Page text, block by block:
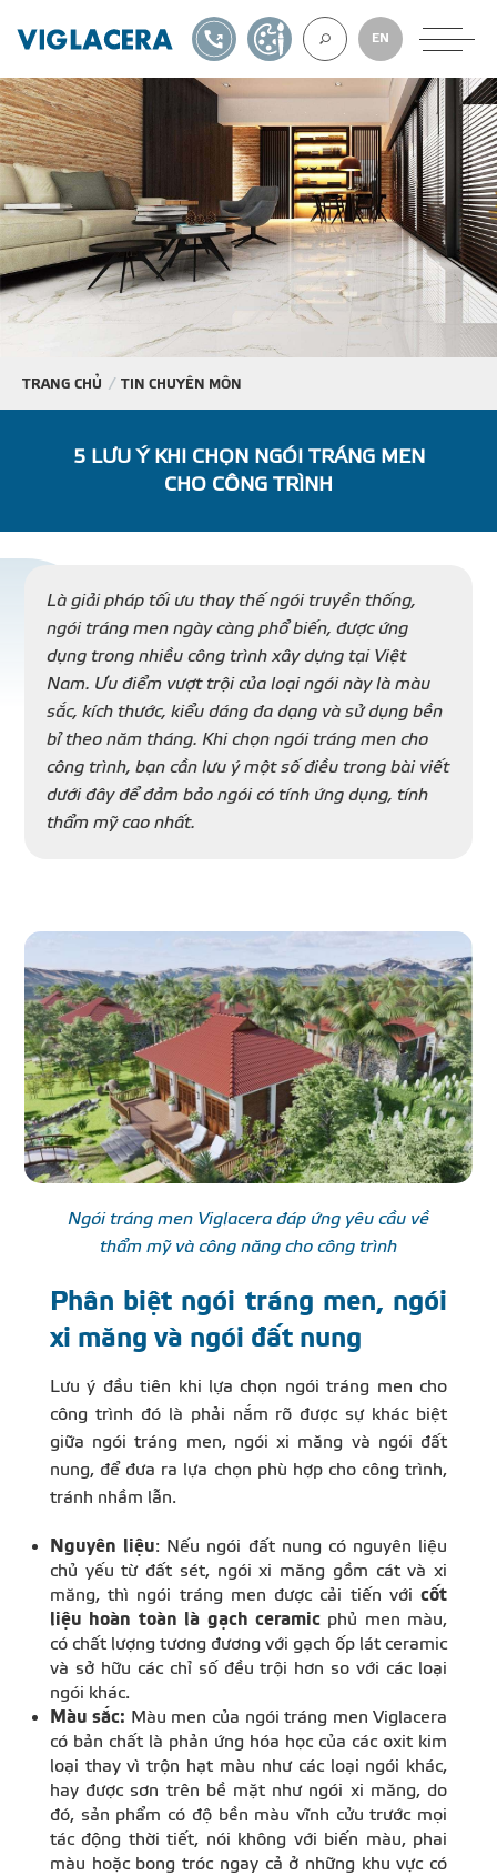
VỀ CHÚNG
GẠCH ỐP LÁT
BÊ TÔNG KHÍ
DỰ
KÊNH PHÂN
TIN SỰ KIỆN
LIÊN HỆ - TƯ
EN
1900561582TỰ THIẾT KẾ
TRANG CHỦ TIN CHUYÊN MÔN
5 LƯU Ý KHI CHỌN NGÓI TRÁNG MEN
CHO CÔNG TRÌNH
Là giải pháp tối ưu thay thế ngói truyền thống,
ngói tráng men ngày càng phổ biến, được ứng
dụng trong nhiều công trình xây dựng tại Việt
Nam. Ưu điểm vượt trội của loại ngói này là màu
sắc, kích thước, kiểu dáng đa dạng và sử dụng bền
bỉ theo năm tháng. Khi chọn ngói tráng men cho
công trình, bạn cần lưu ý một số điều trong bài viết
dưới đây để đảm bảo ngói có tính ứng dụng, tính
thẩm mỹ cao nhất.
Ngói tráng men Viglacera đáp ứng yêu cầu về
thẩm mỹ và công năng cho công trình
Phân biệt ngói tráng men, ngói
xi măng và ngói đất nung
Lưu ý đầu tiên khi lựa chọn ngói tráng men cho
công trình đó là phải nắm rõ được sự khác biệt
giữa ngói tráng men, ngói xi măng và ngói đất
nung, để đưa ra lựa chọn phù hợp cho công trình,
tránh nhầm lẫn.
Nguyên liệu: Nếu ngói đất nung có nguyên liệu
chủ yếu từ đất sét, ngói xi măng gồm cát và xi
măng, thì ngói tráng men được cải tiến vớicốt
liệu hoàn toàn là gạch ceramicphủ men màu,
có chất lượng tương đương với gạch ốp lát ceramic
và sở hữu các chỉ số đều trội hơn so với các loại
ngói khác.
Màu sắc: Màu men của ngói tráng men Viglacera
có bản chất là phản ứng hóa học của các oxit kim
loại thay vì trộn hạt màu như các loại ngói khác,
hay được sơn trên bề mặt như ngói xi măng, do
đó, sản phẩm có độ bền màu vĩnh cửu trước mọi
tác động thời tiết, nói không với biến màu, phai
màu hoặc bong tróc ngay cả ở những khu vực có